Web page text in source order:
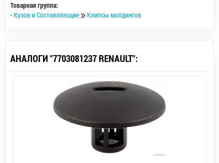
Товарная группа:
- Кузов и Составляющие Клипсы молдингов
АНАЛОГИ "7703081237 RENAULT":